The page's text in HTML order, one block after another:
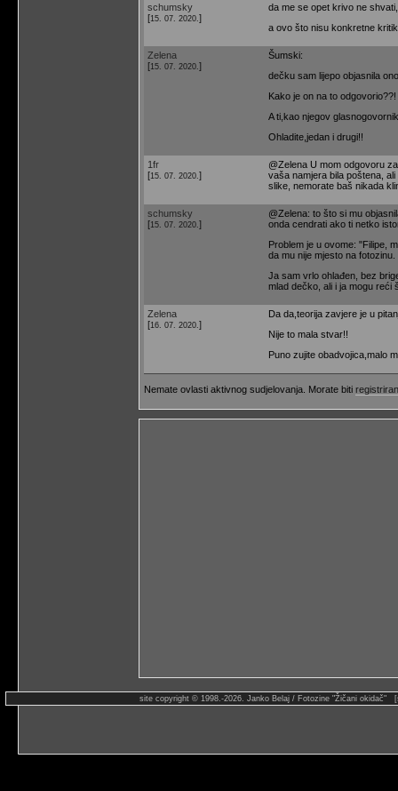
schumsky
[15. 07. 2020. ]
da me se opet krivo ne
a ovo što nisu konkretne
Zelena
[15. 07. 2020. ]
Šumski:
dečku sam lijepo objasnila
Kako je on na to odgovorio??!
A ti,kao njegov
Ohladite,jedan i drugi!!
1fr
[15. 07. 2020. ]
@Zelena U mom odgovoru
vaša namjera bila poštena,
slike, nemorate baš nikada
schumsky
[15. 07. 2020. ]
@Zelena: to što si mu
onda cendrati ako ti netko
Problem je u ovome: "Filipe,
da mu nije mjesto na fotozinu.
Ja sam vrlo ohlađen, bez
mlad dečko, ali i ja mogu reći
Zelena
[16. 07. 2020. ]
Da da,teorija zavjere je u
Nije to mala stvar!!
Puno zujite obadvojica,malo
Nemate ovlasti aktivnog sudjelovanja. Morate biti
site copyright © 1998.-2026. Janko Belaj / Fotozine "Žičani okidač"